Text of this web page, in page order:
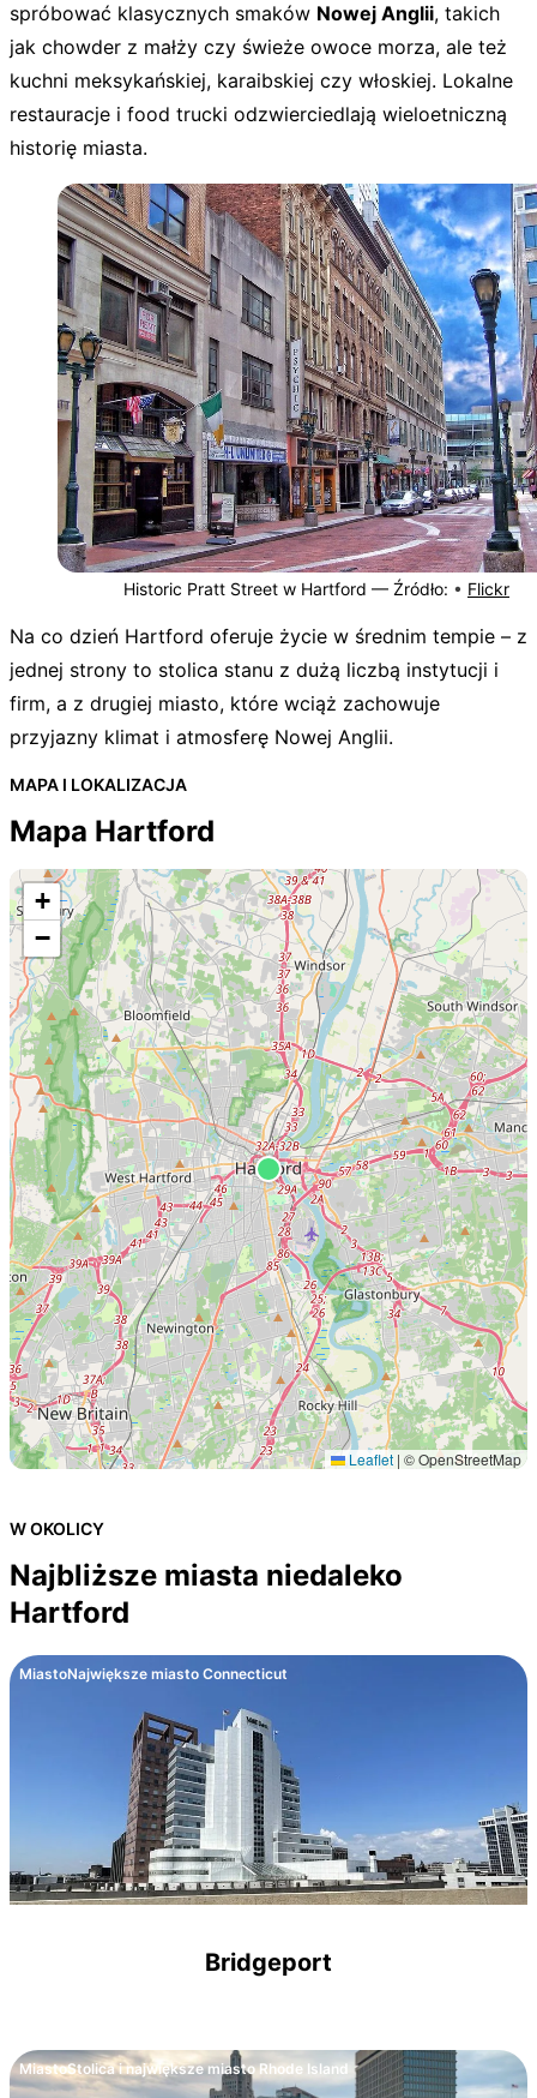
spróbować klasycznych smaków Nowej Anglii, takich
jak chowder z małży czy świeże owoce morza, ale też
kuchni meksykańskiej, karaibskiej czy włoskiej. Lokalne
restauracje i food trucki odzwierciedlają wieloetniczną
historię miasta.
Historic Pratt Street w Hartford — Źródło: • Flickr
Na co dzień Hartford oferuje życie w średnim tempie – z
jednej strony to stolica stanu z dużą liczbą instytucji i
firm, a z drugiej miasto, które wciąż zachowuje
przyjazny klimat i atmosferę Nowej Anglii.
MAPA I LOKALIZACJA
Mapa Hartford
+
−
Leaflet | © OpenStreetMap
W OKOLICY
Najbliższe miasta niedaleko
Hartford
MiastoNajwiększe miasto Connecticut
Bridgeport
MiastoStolica i największe miasto Rhode Island